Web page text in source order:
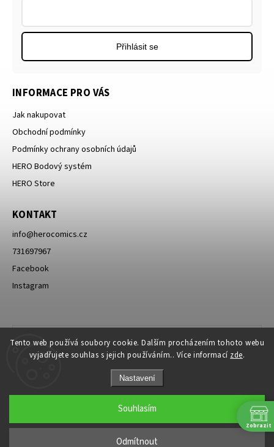
Tento web používá soubory cookie. Dalším procházením tohoto webu
vyjadřujete souhlas s jejich používáním.. Více informací zde.
Nastavení
Odmítnout
Souhlasím
INFORMACE PRO VÁS
Jak nakupovat
Obchodní podmínky
Podmínky ochrany osobních údajů
HERO Bodový systém
HERO Store
KONTAKT
info@herocomics.cz
731697967
Facebook
Instagram
Přihlásit se
Copyright 2026HERO Comics. Všechna práva vyhrazena.
Zobrazit